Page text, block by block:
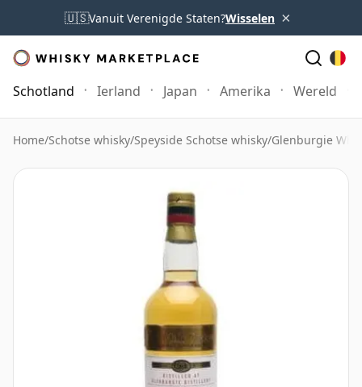
🇺🇸Vanuit Verenigde Staten?Wisselen ×
Schotland Ierland Japan Amerika Wereld
Home/Schotse whisky/Speyside Schotse whisky/Glenburgie